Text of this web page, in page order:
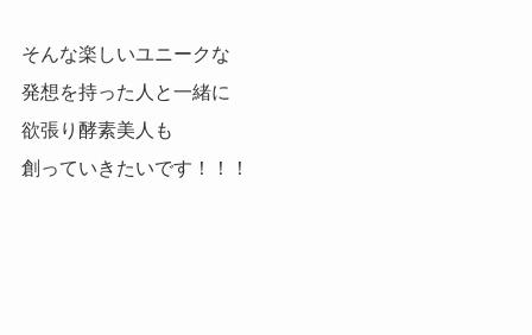
そんな楽しいユニークな
発想を持った人と一緒に
欲張り酵素美人も
創っていきたいです！！！